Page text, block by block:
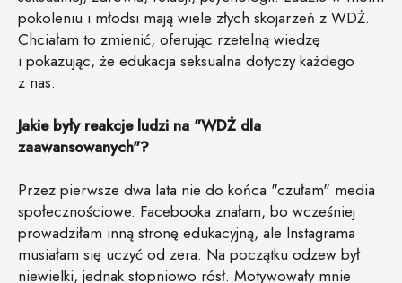
pokoleniu i młodsi mają wiele złych skojarzeń z WDŻ.
Chciałam to zmienić, oferując rzetelną wiedzę
i pokazując, że edukacja seksualna dotyczy każdego
z nas.
Jakie były reakcje ludzi na "WDŻ dla
zaawansowanych"?
Przez pierwsze dwa lata nie do końca "czułam" media
społecznościowe. Facebooka znałam, bo wcześniej
prowadziłam inną stronę edukacyjną, ale Instagrama
musiałam się uczyć od zera. Na początku odzew był
niewielki, jednak stopniowo rósł. Motywowały mnie